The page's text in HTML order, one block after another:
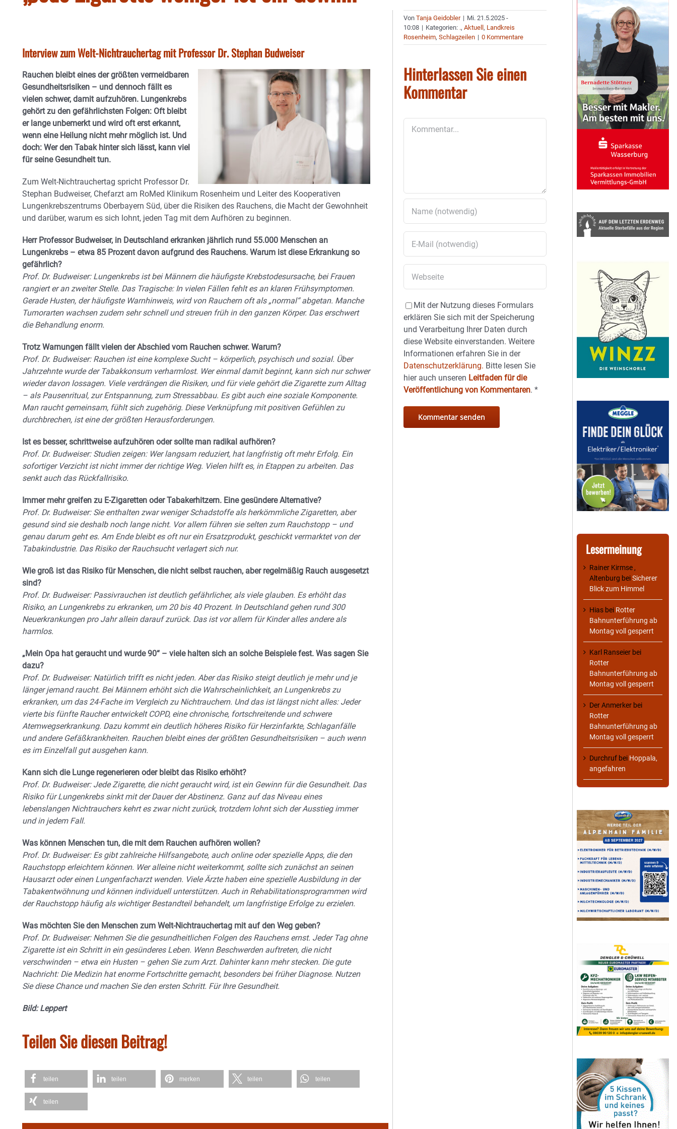
Interview zum Welt-Nichtrauchertag mit Professor Dr. Stephan Budweiser
Rauchen bleibt eines der größten vermeidbaren
Gesundheitsrisiken – und dennoch fällt es
vielen schwer, damit aufzuhören. Lungenkrebs
gehört zu den gefährlichsten Folgen: Oft bleibt
er lange unbemerkt und wird oft erst erkannt,
wenn eine Heilung nicht mehr möglich ist. Und
doch: Wer den Tabak hinter sich lässt, kann viel
für seine Gesundheit tun.
Zum Welt-Nichtrauchertag spricht Professor Dr.
Stephan Budweiser, Chefarzt am RoMed Klinikum Rosenheim und Leiter des Kooperativen
Lungenkrebszentrums Oberbayern Süd, über die Risiken des Rauchens, die Macht der Gewohnheit
und darüber, warum es sich lohnt, jeden Tag mit dem Aufhören zu beginnen.
Herr Professor Budweiser, in Deutschland erkranken jährlich rund 55.000 Menschen an
Lungenkrebs – etwa 85 Prozent davon aufgrund des Rauchens. Warum ist diese Erkrankung so
gefährlich?
Prof. Dr. Budweiser: Lungenkrebs ist bei Männern die häufigste Krebstodesursache, bei Frauen
rangiert er an zweiter Stelle. Das Tragische: In vielen Fällen fehlt es an klaren Frühsymptomen.
Gerade Husten, der häufigste Warnhinweis, wird von Rauchern oft als „normal“ abgetan. Manche
Tumorarten wachsen zudem sehr schnell und streuen früh in den ganzen Körper. Das erschwert
die Behandlung enorm.
Trotz Warnungen fällt vielen der Abschied vom Rauchen schwer. Warum?
Prof. Dr. Budweiser: Rauchen ist eine komplexe Sucht – körperlich, psychisch und sozial. Über
Jahrzehnte wurde der Tabakkonsum verharmlost. Wer einmal damit beginnt, kann sich nur schwer
wieder davon lossagen. Viele verdrängen die Risiken, und für viele gehört dieZigarette zum Alltag
– als Pausenritual, zur Entspannung, zum Stressabbau. Es gibt auch eine soziale Komponente.
Man raucht gemeinsam, fühlt sich zugehörig. Diese Verknüpfung mit positiven Gefühlen zu
durchbrechen, ist eine der größten Herausforderungen.
Ist es besser, schrittweise aufzuhören oder sollte man radikal aufhören?
Prof. Dr. Budweiser: Studien zeigen: Wer langsam reduziert, hat langfristig oft mehr Erfolg. Ein
sofortiger Verzicht ist nicht immer der richtige Weg. Vielen hilft es, in Etappen zu arbeiten. Das
senkt auch das Rückfallrisiko.
Immer mehr greifen zu E-Zigaretten oder Tabakerhitzern. Eine gesündere Alternative?
Prof. Dr. Budweiser: Sie enthalten zwar weniger Schadstoffe als herkömmliche Zigaretten, aber
gesund sind sie deshalb noch lange nicht. Vor allem führen sie selten zum Rauchstopp – und
genau darum geht es. Am Ende bleibt es oft nur ein Ersatzprodukt, geschickt vermarktet von der
Tabakindustrie. Das Risiko der Rauchsucht verlagert sich nur.
Wie groß ist das Risiko für Menschen, die nicht selbst rauchen, aber regelmäßig Rauch ausgesetzt
sind?
Prof. Dr. Budweiser: Passivrauchen ist deutlich gefährlicher, als viele glauben. Es erhöht das
Risiko, an Lungenkrebs zu erkranken, um 20 bis 40 Prozent. In Deutschland gehen rund 300
Neuerkrankungen pro Jahr allein darauf zurück. Das ist vor allem für Kinder alles andere als
harmlos.
„Mein Opa hat geraucht und wurde 90“ – viele halten sich an solche Beispiele fest. Was sagen Sie
dazu?
Prof. Dr. Budweiser: Natürlich trifft es nicht jeden. Aber das Risiko steigt deutlich je mehr und je
länger jemand raucht. Bei Männern erhöht sich die Wahrscheinlichkeit, an Lungenkrebs zu
erkranken, um das 24-Fache im Vergleich zu Nichtrauchern. Und das ist längst nicht alles: Jeder
vierte bis fünfte Raucher entwickelt COPD, eine chronische, fortschreitende und schwere
Atemwegserkrankung. Dazu kommt ein deutlich höheres Risiko für Herzinfarkte, Schlaganfälle
und andere Gefäßkrankheiten. Rauchen bleibt eines der größten Gesundheitsrisiken – auch wenn
es im Einzelfall gut ausgehen kann.
Kann sich die Lunge regenerieren oder bleibt das Risiko erhöht?
Prof. Dr. Budweiser: Jede Zigarette, die nicht geraucht wird, ist ein Gewinn für die Gesundheit. Das
Risiko für Lungenkrebs sinkt mit der Dauer der Abstinenz. Ganz auf das Niveau eines
lebenslangen Nichtrauchers kehrt es zwar nicht zurück, trotzdem lohnt sich der Ausstieg immer
und in jedem Fall.
Was können Menschen tun, die mit dem Rauchen aufhören wollen?
Prof. Dr. Budweiser: Es gibt zahlreiche Hilfsangebote, auch online oder spezielle Apps, die den
Rauchstopp erleichtern können. Wer alleine nicht weiterkommt, sollte sich zunächst an seinen
Hausarzt oder einen Lungenfacharzt wenden. Viele Ärzte haben eine spezielle Ausbildung in der
Tabakentwöhnung und können individuell unterstützen. Auch in Rehabilitationsprogrammen wird
der Rauchstopp häufig als wichtiger Bestandteil behandelt, um langfristige Erfolge zu erzielen.
Was möchten Sie den Menschen zum Welt-Nichtrauchertag mit auf den Weg geben?
Prof. Dr. Budweiser: Nehmen Sie die gesundheitlichen Folgen des Rauchens ernst. Jeder Tag ohne
Zigarette ist ein Schritt in ein gesünderes Leben. Wenn Beschwerden auftreten, die nicht
verschwinden – etwa ein Husten – gehen Sie zum Arzt. Dahinter kann mehr stecken. Die gute
Nachricht: Die Medizin hat enorme Fortschritte gemacht, besonders bei früher Diagnose. Nutzen
Sie diese Chance und machen Sie den ersten Schritt. Für Ihre Gesundheit.
Bild: Leppert
Teilen Sie diesen Beitrag!
teilen teilen merken teilen teilen
teilen
VonTanja Geidobler | Mi. 21.5.2025 -
10:08 | Kategorien: .,Aktuell, Landkreis
Rosenheim,Schlagzeilen | 0 Kommentare
Hinterlassen Sie einen
Kommentar
Mit der Nutzung dieses Formulars
erklären Sie sich mit der Speicherung
und Verarbeitung Ihrer Daten durch
diese Website einverstanden. Weitere
Informationen erfahren Sie in der
Datenschutzerklärung. Bitte lesen Sie
hier auch unseren Leitfaden für die
Veröffentlichung von Kommentaren.*
Lesermeinung
Rainer Kirmse ,
Altenburg beiSicherer
Blick zum Himmel
Hias bei Rotter
Bahnunterführung ab
Montag voll gesperrt
Karl Ranseier bei
Rotter
Bahnunterführung ab
Montag voll gesperrt
Der Anmerker bei
Rotter
Bahnunterführung ab
Montag voll gesperrt
Durchruf bei Hoppala,
angefahren